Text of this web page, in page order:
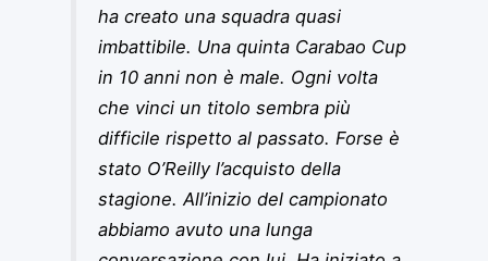
ha creato una squadra quasi
imbattibile. Una quinta Carabao Cup
in 10 anni non è male. Ogni volta
che vinci un titolo sembra più
difficile rispetto al passato. Forse è
stato O’Reilly l’acquisto della
stagione. All’inizio del campionato
abbiamo avuto una lunga